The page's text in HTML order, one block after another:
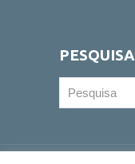
PESQUISA